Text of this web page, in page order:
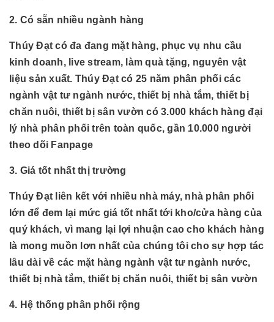
2. Có sẵn nhiều ngành hàng
Thúy Đạt có đa đang mặt hàng, phục vụ nhu cầu
kinh doanh, live stream, làm quà tặng, nguyên vật
liệu sản xuất. Thúy Đạt có 25 năm phân phối các
ngành vật tư ngành nước, thiết bị nhà tắm, thiết bị
chăn nuôi, thiết bị sân vườn có 3.000 khách hàng đại
lý nhà phân phối trên toàn quốc, gần 10.000 người
theo dõi Fanpage
3. Giá tốt nhất thị trường
Thúy Đạt liên kết với nhiều nhà máy, nhà phân phối
lớn để đem lại mức giá tốt nhất tới kho/cửa hàng của
quý khách, vì mang lại lợi nhuận cao cho khách hàng
là mong muồn lơn nhất của chúng tôi cho sự hợp tác
lâu dài về các mặt hàng ngành vật tư ngành nước,
thiết bị nhà tắm, thiết bị chăn nuôi, thiết bị sân vườn
4. Hệ thống phân phối rộng